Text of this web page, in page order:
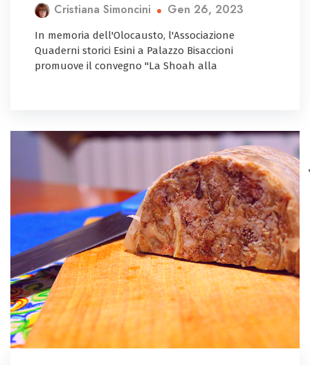
Cristiana Simoncini Gen 26, 2023
In memoria dell'Olocausto, l'Associazione
Quaderni storici Esini a Palazzo Bisaccioni
promuove il convegno "La Shoah alla